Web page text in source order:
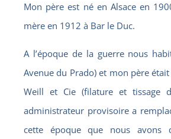
Mon père est né en Alsace en
mère en 1912 à Bar le Duc.
A l’époque de la guerre nous
Avenue du Prado) et mon père
Weill et Cie (filature et tissage
administrateur provisoire a
cette époque que nous avons